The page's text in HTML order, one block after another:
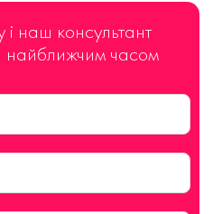
наш консультант
найближчим часом